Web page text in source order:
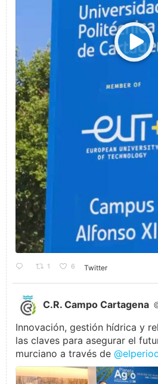
1 6 Twitter
C.R. Campo Cartagena
Innovación, gestión hídrica y
las claves para asegurar el
murciano a través de